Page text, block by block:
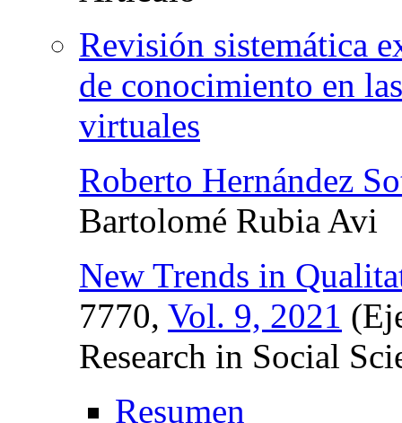
Revisión sistemática
de conocimiento en
virtuales
Roberto Hernández
Bartolomé Rubia Avi
New Trends in
7770, Vol. 9, 2021
Research in Social
Resumen